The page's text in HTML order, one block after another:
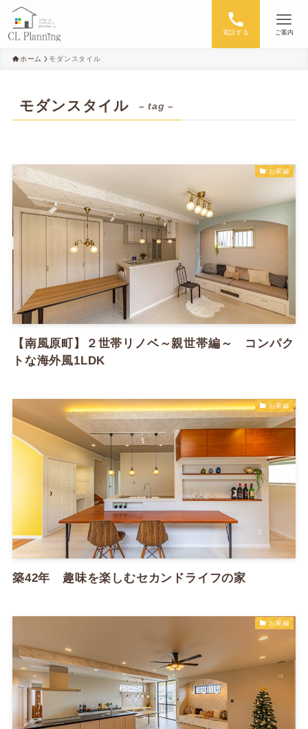
電話する ご案内
ホーム モダンスタイル
モダンスタイル – tag –
お家編
【南風原町】２世帯リノベ～親世帯編～ コンパク
トな海外風1LDK
お家編
築42年 趣味を楽しむセカンドライフの家
お家編